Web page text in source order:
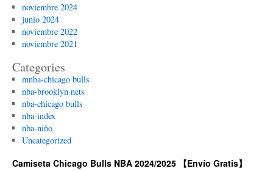
noviembre 2024
junio 2024
noviembre 2022
noviembre 2021
Categories
mnba-chicago bulls
nba-brooklyn nets
nba-chicago bulls
nba-index
nba-niño
Uncategorized
Camiseta Chicago Bulls NBA 2024/2025 【Envío Gratis】